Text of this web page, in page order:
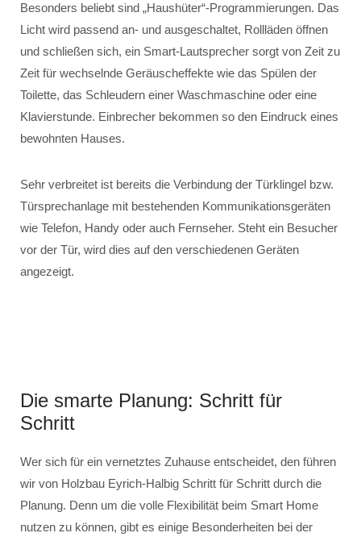
Besonders beliebt sind „Haushüter“-Programmierungen. Das
Licht wird passend an- und ausgeschaltet, Rollläden öffnen
und schließen sich, ein Smart-Lautsprecher sorgt von Zeit zu
Zeit für wechselnde Geräuscheffekte wie das Spülen der
Toilette, das Schleudern einer Waschmaschine oder eine
Klavierstunde. Einbrecher bekommen so den Eindruck eines
bewohnten Hauses.
Sehr verbreitet ist bereits die Verbindung der Türklingel bzw.
Türsprechanlage mit bestehenden Kommunikationsgeräten
wie Telefon, Handy oder auch Fernseher. Steht ein Besucher
vor der Tür, wird dies auf den verschiedenen Geräten
angezeigt.
Die smarte Planung: Schritt für
Schritt
Wer sich für ein vernetztes Zuhause entscheidet, den führen
wir von Holzbau Eyrich-Halbig Schritt für Schritt durch die
Planung. Denn um die volle Flexibilität beim Smart Home
nutzen zu können, gibt es einige Besonderheiten bei der